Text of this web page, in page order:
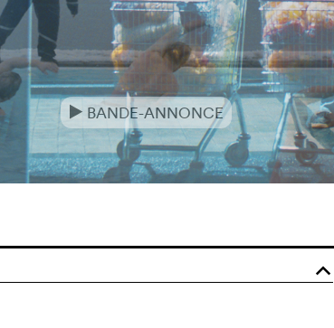
e BANDE-ANNONCE
o